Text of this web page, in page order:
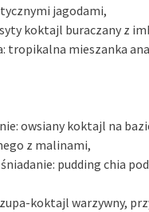
jagodami,
koktajl buraczany z
tropikalna mieszanka
owsiany koktajl na
z malinami,
pudding chia
koktajl warzywny,